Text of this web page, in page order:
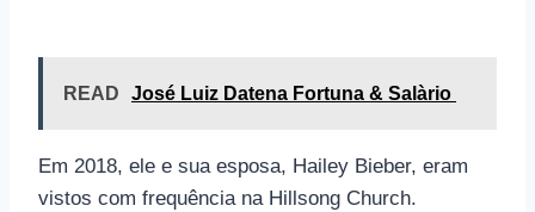
READ José Luiz Datena Fortuna & Salàrio
Em 2018, ele e sua esposa, Hailey Bieber, eram
vistos com frequência na Hillsong Church.